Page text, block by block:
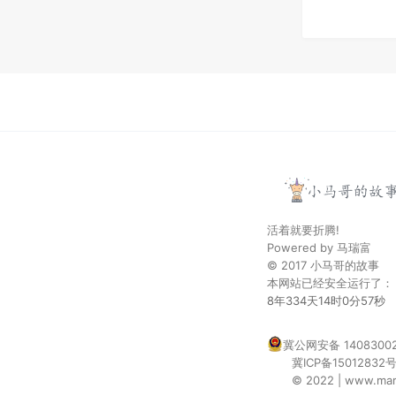
活着就要折腾!
Powered by 马瑞富
© 2017 小马哥的故事
本网站已经安全运行了：
8年334天14时0分57秒
冀公网安备
冀ICP备15012832号
© 2022 |